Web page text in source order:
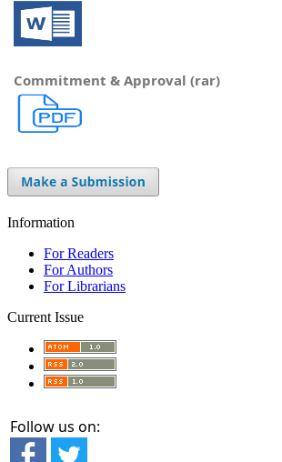
Commitment & Approval (rar)
Information
For Readers
For Authors
For Librarians
Current Issue
Follow us on: